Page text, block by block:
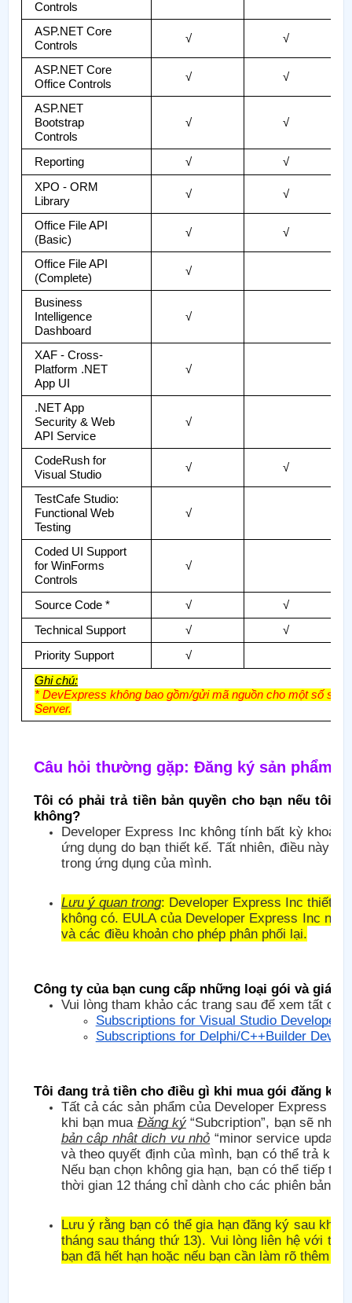
Controls
ASP.NET Core
Controls
√ √
ASP.NET Core
Office Controls
√ √
ASP.NET
Bootstrap
Controls
√ √
Reporting √
√
XPO - ORM
Library
√ √
Office File API
(Basic)
√ √
Office File API
(Complete)
√
Business
Intelligence
Dashboard
√
XAF - Cross-
Platform .NET
App UI
√
.NET App
Security & Web
API Service
√
CodeRush for
Visual Studio
√ √
TestCafe Studio:
Functional Web
Testing
√
Coded UI Support
for WinForms
Controls
√
Source Code * √
√
Technical Support
√
√
Priority Support
√
Ghi chú:
* DevExpress không bao gồm/gửi mã nguồn cho một số
Server.
Câu hỏi thường gặp: Đăng ký sản phẩm
Tôi có phải trả tiền bản quyền cho bạn nếu tôi
không?
Developer Express Inc không tính bất kỳ
ứng dụng do bạn thiết kế. Tất nhiên, điều này
trong ứng dụng của mình.
Lưu ý quan trọng: Developer Express Inc thiết
không có. EULA của Developer Express Inc
và các điều khoản cho phép phân phối lại.
Công ty của bạn cung cấp những loại gói và giá
Vui lòng tham khảo các trang sau để xem tất cả
Subscriptions for Visual Studio Developers
Subscriptions for Delphi/C++Builder
Tôi đang trả tiền cho điều gì khi mua gói đăng ký
Tất cả các sản phẩm của Developer Express
khi bạn mua Đăng ký“Subcription”, bạn sẽ
bản cập nhật dịch vụ nhỏ “minor service
và theo quyết định của mình, bạn có thể trả
Nếu bạn chọn không gia hạn, bạn có thể tiếp
thời gian 12 tháng chỉ dành cho các phiên bản/
Lưu ý rằng bạn có thể gia hạn đăng ký sau khi
tháng sau tháng thứ 13). Vui lòng liên hệ với
bạn đã hết hạn hoặc nếu bạn cần làm rõ thêm